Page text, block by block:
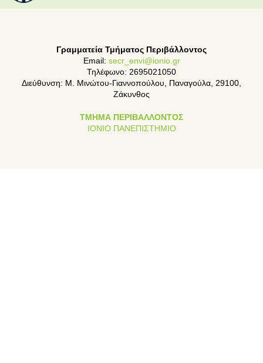
Γραμματεία Τμήματος Περιβάλλοντος
Email: secr_envi@ionio.gr
Τηλέφωνο: 2695021050
Διεύθυνση: Μ. Μινώτου-Γιαννοπούλου, Παναγούλα, 29100,
Ζάκυνθος
ΤΜΗΜΑ ΠΕΡΙΒΑΛΛΟΝΤΟΣ
ΙΟΝΙΟ ΠΑΝΕΠΙΣΤΗΜΙΟ